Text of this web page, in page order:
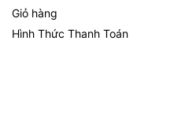
Giỏ hàng
Hình Thức Thanh Toán